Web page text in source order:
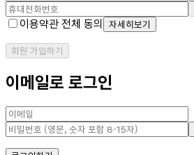
이용약관 전체 동의 자세히보기
회원 가입하기
이메일로 로그인